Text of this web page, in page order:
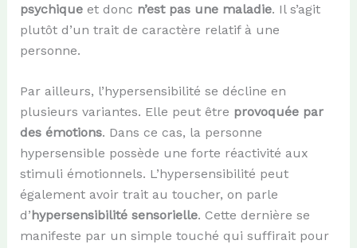
psychiqueet donc n’est pas une maladie. Il s’agit
plutôt d’un trait de caractère relatif à une
personne.
Par ailleurs, l’hypersensibilité se décline en
plusieurs variantes. Elle peut être provoquée par
des émotions. Dans ce cas, la personne
hypersensible possède une forte réactivité aux
stimuli émotionnels. L’hypersensibilité peut
également avoir trait au toucher, on parle
d’hypersensibilité sensorielle. Cette dernière se
manifeste par un simple touché qui suffirait pour